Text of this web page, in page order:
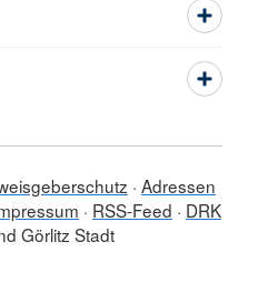
Adressen
RSS-Feed
DRK
Görlitz Stadt